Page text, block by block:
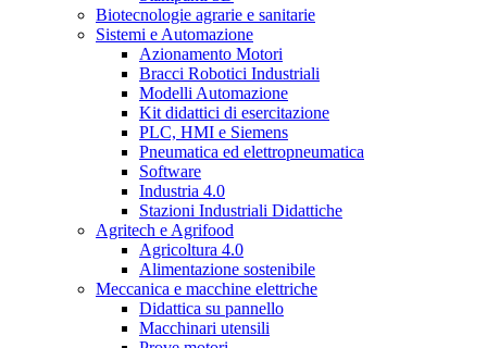
Biotecnologie agrarie e sanitarie
Sistemi e Automazione
Azionamento Motori
Bracci Robotici Industriali
Modelli Automazione
Kit didattici di esercitazione
PLC, HMI e Siemens
Pneumatica ed elettropneumatica
Software
Industria 4.0
Stazioni Industriali Didattiche
Agritech e Agrifood
Agricoltura 4.0
Alimentazione sostenibile
Meccanica e macchine elettriche
Didattica su pannello
Macchinari utensili